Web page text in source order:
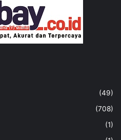
(49)
(708)
(1)